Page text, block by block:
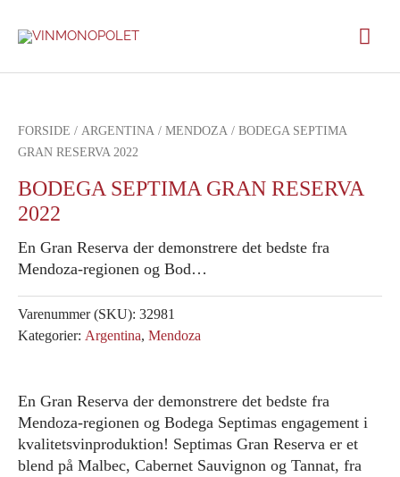
FORSIDE / ARGENTINA / MENDOZA / BODEGA SEPTIMA
GRAN RESERVA 2022
BODEGA SEPTIMA GRAN RESERVA
2022
En Gran Reserva der demonstrere det bedste fra
Mendoza-regionen og Bod…
Varenummer (SKU): 32981
Kategorier: Argentina, Mendoza
En Gran Reserva der demonstrere det bedste fra
Mendoza-regionen og Bodega Septimas engagement i
kvalitetsvinproduktion! Septimas Gran Reserva er et
blend på Malbec, Cabernet Sauvignon og Tannat, fra